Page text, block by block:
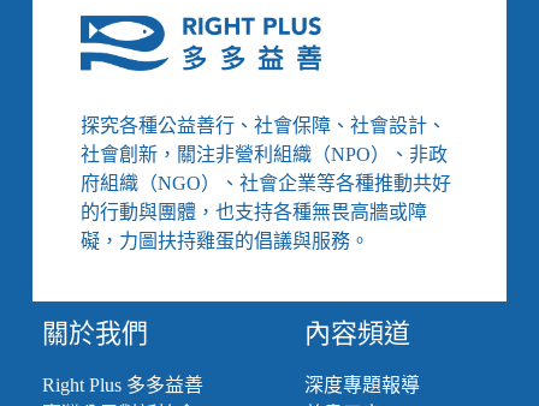
探究各種公益善行、社會保障、社會設計、
社會創新，關注非營利組織（NPO）、非政
府組織（NGO）、社會企業等各種推動共好
的行動與團體，也支持各種無畏高牆或障
礙，力圖扶持雞蛋的倡議與服務。
關於我們
Right Plus 多多益善
內容頻道
深度專題報導